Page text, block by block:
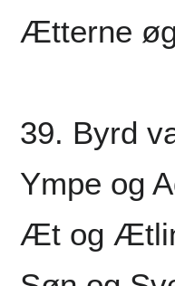
Ætterne
39. Byrd
Ympe og
Æt og